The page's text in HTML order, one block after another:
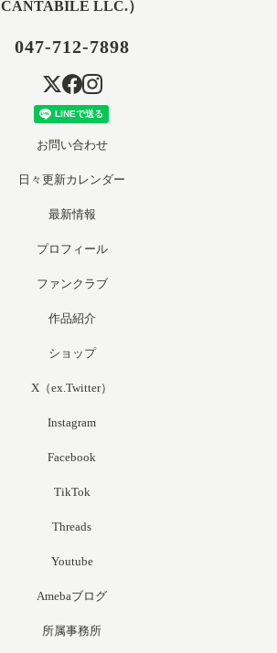
CANTABILE LLC.）
047-712-7898
お問い合わせ
日々更新カレンダー
最新情報
プロフィール
ファンクラブ
作品紹介
ショップ
X（ex.Twitter）
Instagram
Facebook
TikTok
Threads
Youtube
Amebaブログ
所属事務所